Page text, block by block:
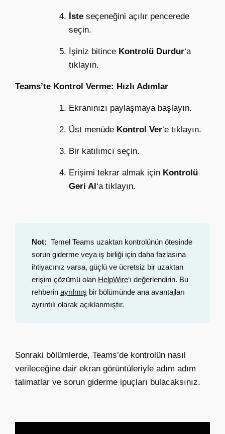
İste seçeneğini açılır pencerede
seçin.
İşiniz bitince Kontrolü Durdur‘a
tıklayın.
Teams’te Kontrol Verme: Hızlı Adımlar
Ekranınızı paylaşmaya başlayın.
Üst menüde Kontrol Ver‘e tıklayın.
Bir katılımcı seçin.
Erişimi tekrar almak için Kontrolü
Geri Al‘a tıklayın.
Not: Temel Teams uzaktan kontrolünün ötesinde
sorun giderme veya iş birliği için daha fazlasına
ihtiyacınız varsa, güçlü ve ücretsiz bir uzaktan
erişim çözümü olan HelpWire‘ı değerlendirin. Bu
rehberin ayrılmış bir bölümünde ana avantajları
ayrıntılı olarak açıklanmıştır.
Sonraki bölümlerde, Teams’de kontrolün nasıl
verileceğine dair ekran görüntüleriyle adım adım
talimatlar ve sorun giderme ipuçları bulacaksınız.